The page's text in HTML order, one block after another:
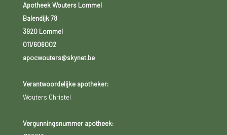
Apotheek Wouters Lommel
Balendijk 78
3920 Lommel
011/606002
apocwouters@skynet.be
Verantwoordelijke apotheker:
Wouters Christel
Vergunningsnummer apotheek: